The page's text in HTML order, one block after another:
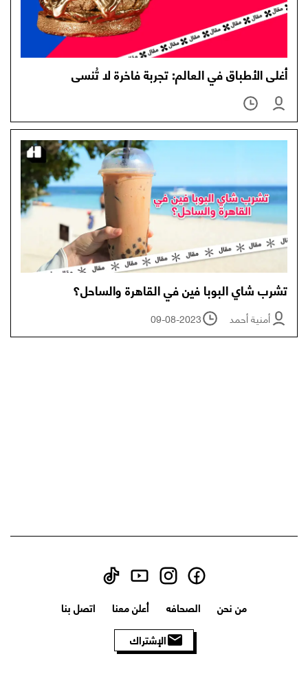
أغلى الأطباق في العالم: تجربة فاخرة لا تُنسى
تشرب شاي البوبا فين في القاهرة والساحل؟
أمنية أحمد 09-08-2023
من نحن الصحافه أعلن معنا اتصل بنا
الإشتراك